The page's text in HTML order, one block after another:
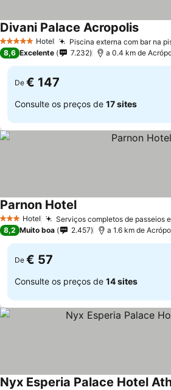
5 Estrelas Hotel Piscina externa com bar na
Divani Palace Acropolis
8,6 Excelente 7.232 a 0.4 km de
De € 147
Consulte os preços de 17 sites
3 EstrelasHotel Serviços completos de passeios
Parnon Hotel
8,2 Muito boa 2.457 a 1.6 km de
De € 57
Consulte os preços de 14 sites
Nyx Esperia Palace Hotel